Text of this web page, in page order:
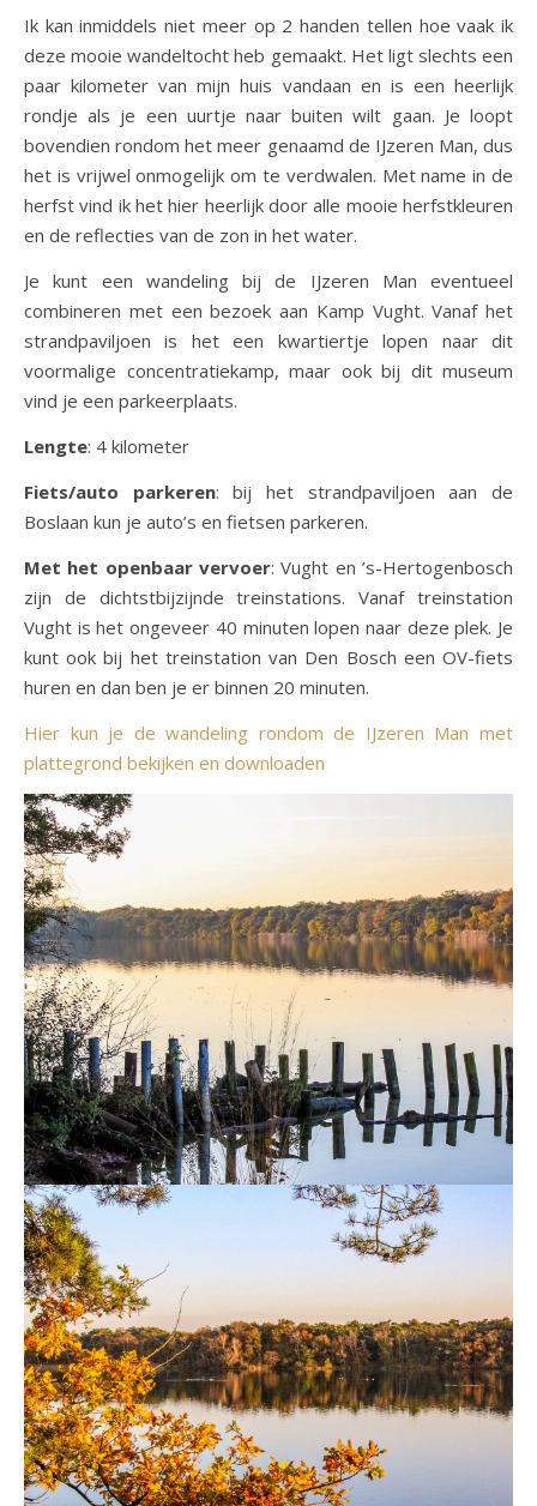
Ik kan inmiddels niet meer op 2 handen tellen hoe vaak ik
deze mooie wandeltocht heb gemaakt. Het ligt slechts een
paar kilometer van mijn huis vandaan en is een heerlijk
rondje als je een uurtje naar buiten wilt gaan. Je loopt
bovendien rondom het meer genaamd de IJzeren Man, dus
het is vrijwel onmogelijk om te verdwalen. Met name in de
herfst vind ik het hier heerlijk door alle mooie herfstkleuren
en de reflecties van de zon in het water.
Je kunt een wandeling bij de IJzeren Man eventueel
combineren met een bezoek aan Kamp Vught. Vanaf het
strandpaviljoen is het een kwartiertje lopen naar dit
voormalige concentratiekamp, maar ook bij dit museum
vind je een parkeerplaats.
Lengte: 4 kilometer
Fiets/auto parkeren: bij het strandpaviljoen aan de
Boslaan kun je auto’s en fietsen parkeren.
Met het openbaar vervoer: Vught en ’s-Hertogenbosch
zijn de dichtstbijzijnde treinstations. Vanaf treinstation
Vught is het ongeveer 40 minuten lopen naar deze plek. Je
kunt ook bij het treinstation van Den Bosch een OV-fiets
huren en dan ben je er binnen 20 minuten.
Hier kun je de wandeling rondom de IJzeren Man met
plattegrond bekijken en downloaden